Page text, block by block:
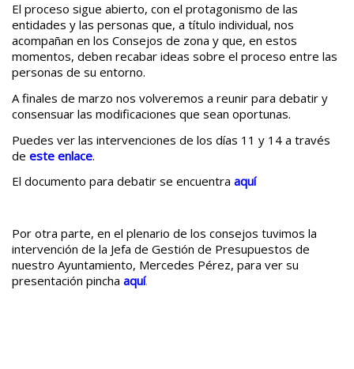
El proceso sigue abierto, con el protagonismo de las
entidades y las personas que, a título individual, nos
acompañan en los Consejos de zona y que, en estos
momentos, deben recabar ideas sobre el proceso entre las
personas de su entorno.
A finales de marzo nos volveremos a reunir para debatir y
consensuar las modificaciones que sean oportunas.
Puedes ver las intervenciones de los días 11 y 14 a través
de este enlace.
El documento para debatir se encuentra aquí
Por otra parte, en el plenario de los consejos tuvimos la
intervención de la Jefa de Gestión de Presupuestos de
nuestro Ayuntamiento, Mercedes Pérez, para ver su
presentación pincha aquí.